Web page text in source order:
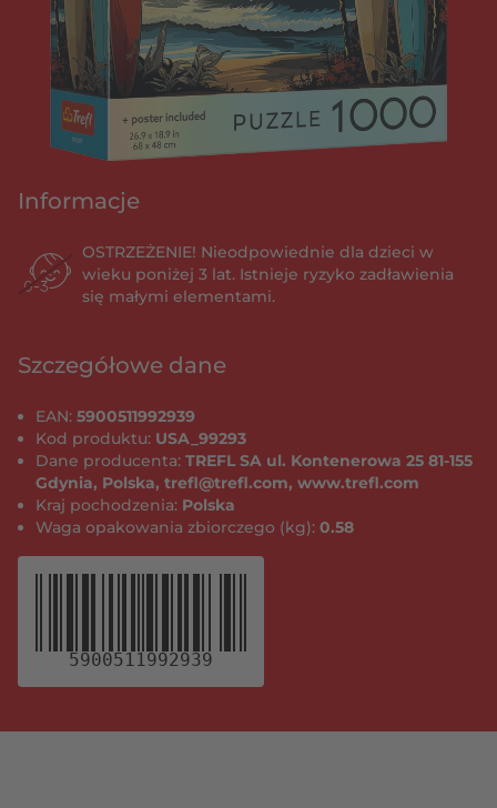
Informacje
OSTRZEŻENIE! Nieodpowiednie dla dzieci w
wieku poniżej 3 lat. Istnieje ryzyko zadławienia
się małymi elementami.
Szczegółowe dane
EAN: 5900511992939
Kod produktu: USA_99293
Dane producenta: TREFL SA ul. Kontenerowa 25 81-155
Gdynia, Polska, trefl@trefl.com, www.trefl.com
Kraj pochodzenia: Polska
Waga opakowania zbiorczego (kg): 0.58
5900511992939